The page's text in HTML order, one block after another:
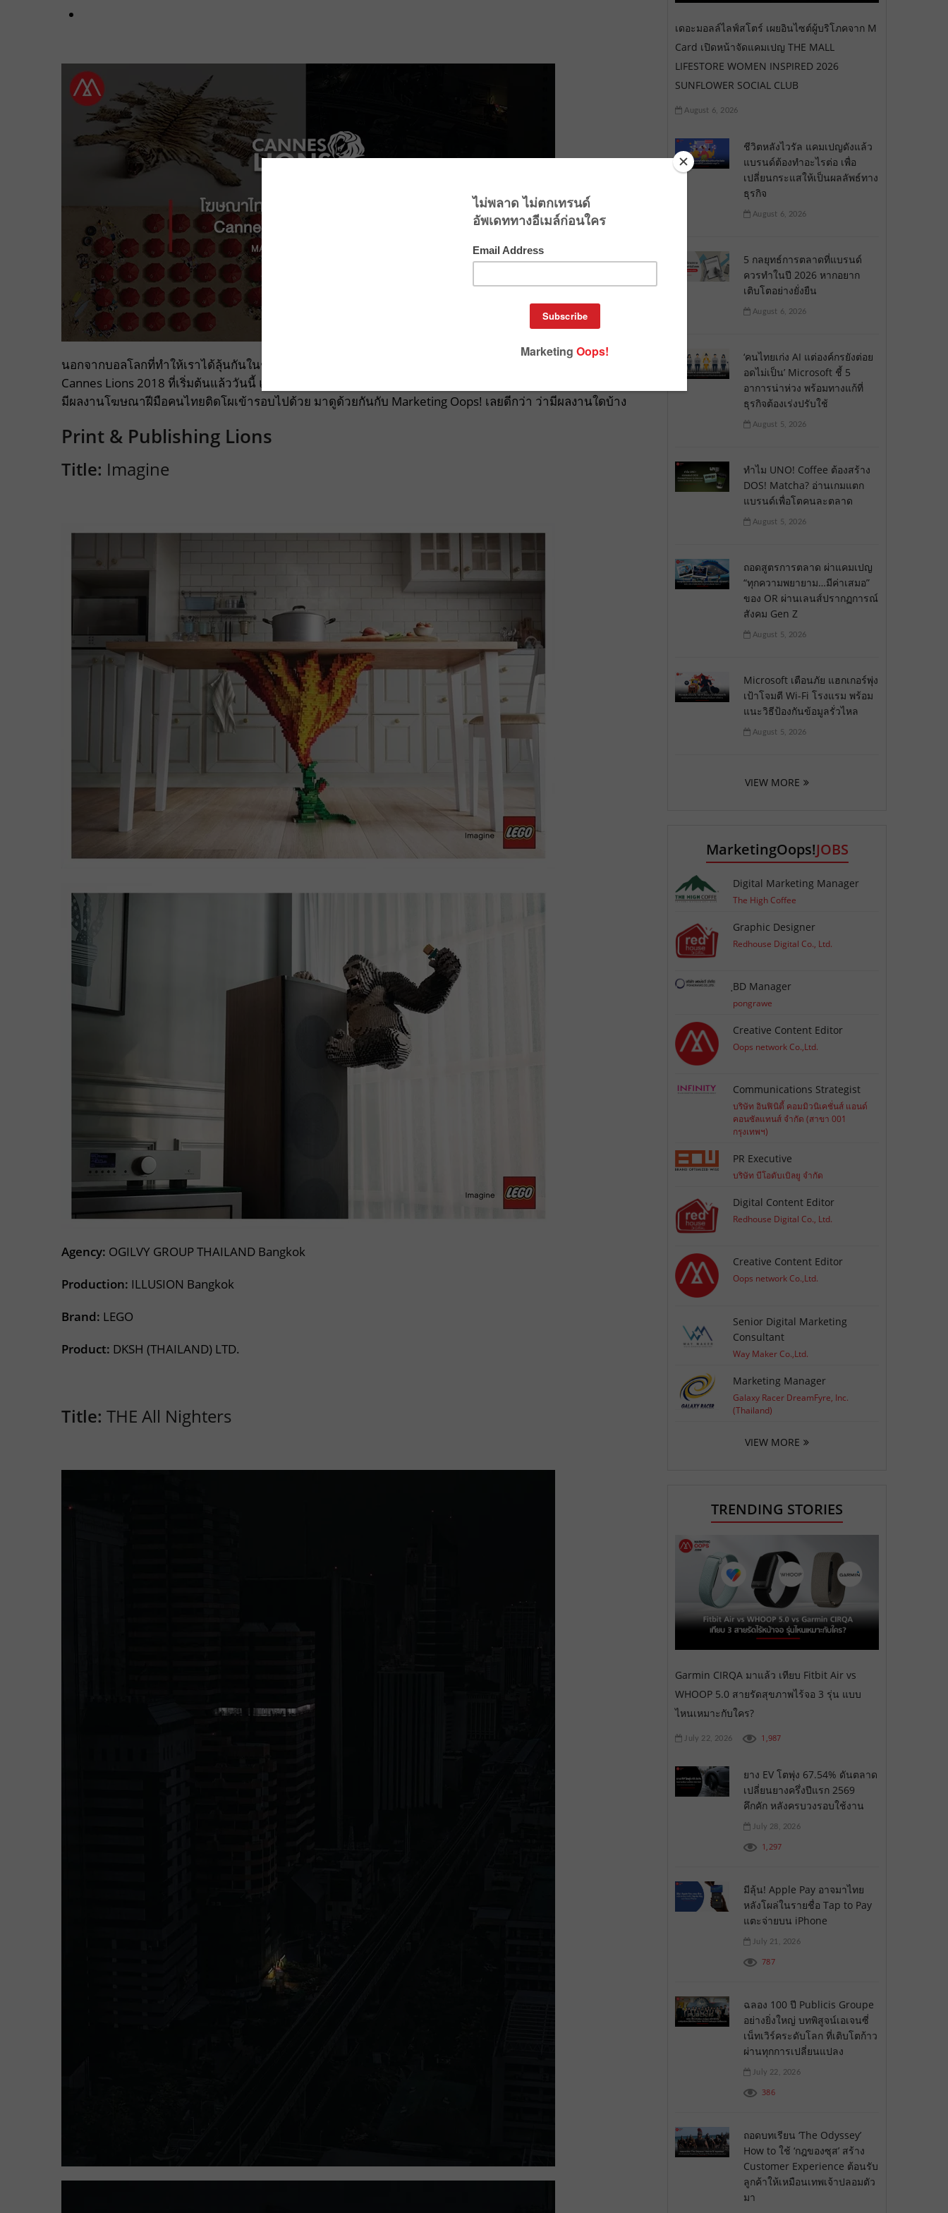
นอกจากบอลโลกที่ทำให้เราได้ลุ้นกันในช่วงนี้ ยังมีอีกหนึ่งเทศกาลที่คนโฆษณาไทยต้องลุ้นไม่แพ้กัน นั่นก็คือ
Cannes Lions 2018 ที่เริ่มต้นแล้ววันนี้ และทางงานได้เผย Shortlist ของหมวด Outdoor และ Print & Publishing ที่
มีผลงานโฆษณาฝีมือคนไทยติดโผเข้ารอบไปด้วย มาดูด้วยกันกับ Marketing Oops! เลยดีกว่า ว่ามีผลงานใดบ้าง
Print & Publishing Lions
Title: Imagine
Agency: OGILVY GROUP THAILAND Bangkok
Production: ILLUSION Bangkok
Brand: LEGO
Product: DKSH (THAILAND) LTD.
Title: THE All Nighters
เดอะมอลล์ไลฟ์สโตร์ เผยอินไซต์ผู้บริโภคจาก M
Card เปิดหน้าจัดแคมเปญ THE MALL
LIFESTORE WOMEN INSPIRED 2026
SUNFLOWER SOCIAL CLUB
August 6, 2026
ชีวิตหลังไวรัล แคมเปญดังแล้ว
แบรนด์ต้องทำอะไรต่อ เพื่อ
เปลี่ยนกระแสให้เป็นผลลัพธ์ทาง
ธุรกิจ
August 6, 2026
5 กลยุทธ์การตลาดที่แบรนด์
ควรทำในปี 2026 หากอยาก
เติบโตอย่างยั่งยืน
August 6, 2026
‘คนไทยเก่ง AI แต่องค์กรยังต่อย
อดไม่เป็น’ Microsoft ชี้ 5
อาการน่าห่วง พร้อมทางแก้ที่
ธุรกิจต้องเร่งปรับใช้
August 5, 2026
ทำไม UNO! Coffee ต้องสร้าง
DOS! Matcha? อ่านเกมแตก
แบรนด์เพื่อโตคนละตลาด
August 5, 2026
ถอดสูตรการตลาด ผ่าแคมเปญ
“ทุกความพยายาม…มีค่าเสมอ”
ของ OR ผ่านเลนส์ปรากฏการณ์
สังคม Gen Z
August 5, 2026
Microsoft เตือนภัย แฮกเกอร์พุ่ง
เป้าโจมตี Wi-Fi โรงแรม พร้อม
แนะวิธีป้องกันข้อมูลรั่วไหล
August 5, 2026
VIEW MORE
MarketingOops!JOBS
Digital Marketing Manager
The High Coffee
Graphic Designer
Redhouse Digital Co., Ltd.
ฺBD Manager
pongrawe
Creative Content Editor
Oops network Co.,Ltd.
Communications Strategist
บริษัท อินฟินิตี้ คอมมิวนิเคชั่นส์ แอนด์
คอนซัลแทนส์ จำกัด (สาขา 001
กรุงเทพฯ)
PR Executive
บริษัท บีโอดับเบิลยู จำกัด
Digital Content Editor
Redhouse Digital Co., Ltd.
Creative Content Editor
Oops network Co.,Ltd.
Senior Digital Marketing
Consultant
Way Maker Co.,Ltd.
Marketing Manager
Galaxy Racer DreamFyre, Inc.
(Thailand)
VIEW MORE
TRENDING STORIES
Garmin CIRQA มาแล้ว เทียบ Fitbit Air vs
WHOOP 5.0 สายรัดสุขภาพไร้จอ 3 รุ่น แบบ
ไหนเหมาะกับใคร?
July 22, 2026 1,987
ยาง EV โตพุ่ง 67.54% ดันตลาด
เปลี่ยนยางครึ่งปีแรก 2569
คึกคัก หลังครบวงรอบใช้งาน
July 28, 2026
1,297
มีลุ้น! Apple Pay อาจมาไทย
หลังโผล่ในรายชื่อ Tap to Pay
แตะจ่ายบน iPhone
July 21, 2026
787
ฉลอง 100 ปี Publicis Groupe
อย่างยิ่งใหญ่ บทพิสูจน์เอเจนซี่
เน็ทเวิร์คระดับโลก ที่เติบโตก้าว
ผ่านทุกการเปลี่ยนแปลง
July 22, 2026
386
ถอดบทเรียน ‘The Odyssey’
How to ใช้ ‘กฎของซุส’ สร้าง
Customer Experience ต้อนรับ
ลูกค้าให้เหมือนเทพเจ้าปลอมตัว
มา